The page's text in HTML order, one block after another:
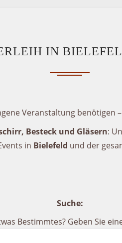
IN
Veranstaltung
Besteck und Gläsern:
in Bielefeld und der
Suche:
Bestimmtes? Geben Sie